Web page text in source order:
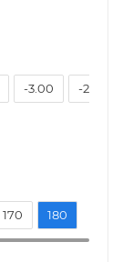
-3.00 -2.75
170 180